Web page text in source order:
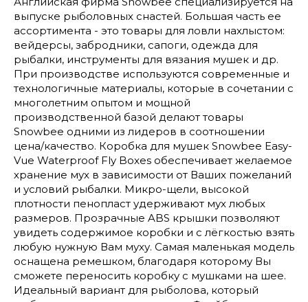
выпуске рыболовных снастей. Большая часть ее
ассортимента - это товары для ловли нахлыстом:
вейдерсы, забродники, сапоги, одежда для
рыбалки, инструменты для вязания мушек и др.
При производстве используются современные и
технологичные материалы, которые в сочетании с
многолетним опытом и мощной
производственной базой делают товары
Snowbee одними из лидеров в соотношении
цена/качество. Коробка для мушек Snowbee Easy-
Vue Waterproof Fly Boxes обеспечивает желаемое
хранение мух в зависимости от Ваших пожеланий
и условий рыбалки. Микро-щели, высокой
плотности пенопласт удерживают мух любых
размеров. Прозрачные ABS крышки позволяют
увидеть содержимое коробки и с лёгкостью взять
любую нужную Вам муху. Самая маленькая модель
оснащена ремешком, благодаря которому Вы
сможете переносить коробку с мушками на шее.
Идеальный вариант для рыболова, который